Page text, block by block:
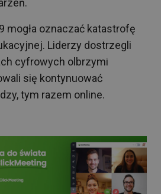
mogła oznaczać katastrofę
Liderzy dostrzegli
cyfrowych olbrzymi
się kontynuować
tym razem online.